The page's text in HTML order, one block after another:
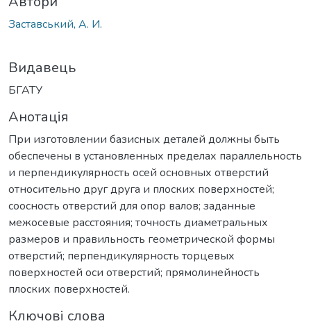
Заставський, А. И.
Видавець
БГАТУ
Анотація
При изготовлении базисных деталей должны быть
обеспечены в установленных пределах параллельность
и перпендикулярность осей основных отверстий
относительно друг друга и плоских поверхностей;
соосность отверстий для опор валов; заданные
межосевые расстояния; точность диаметральных
размеров и правильность геометрической формы
отверстий; перпендикулярность торцевых
поверхностей оси отверстий; прямолинейность
плоских поверхностей.
Ключові слова